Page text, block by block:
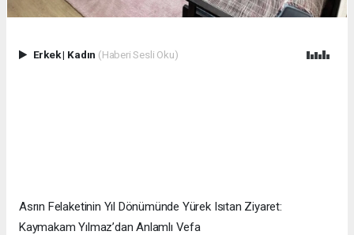
Erkek| Kadın (Haberi Sesli Oku)
Asrın Felaketinin Yıl Dönümünde Yürek Isıtan Ziyaret:
Kaymakam Yılmaz’dan Anlamlı Vefa